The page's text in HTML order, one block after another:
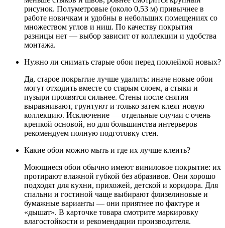
рисунок. Полуметровые (около 0,53 м) привычнее в
работе новичкам и удобны в небольших помещениях со
множеством углов и ниш. По качеству покрытия
разницы нет — выбор зависит от коллекции и удобства
монтажа.
Нужно ли снимать старые обои перед поклейкой новых?
Да, старое покрытие лучше удалить: иначе новые обои
могут отходить вместе со старым слоем, а стыки и
пузыри проявятся сильнее. Стены после снятия
выравнивают, грунтуют и только затем клеят новую
коллекцию. Исключение — отдельные случаи с очень
крепкой основой, но для большинства интерьеров
рекомендуем полную подготовку стен.
Какие обои можно мыть и где их лучше клеить?
Моющиеся обои обычно имеют виниловое покрытие: их
протирают влажной губкой без абразивов. Они хорошо
подходят для кухни, прихожей, детской и коридора. Для
спальни и гостиной чаще выбирают флизелиновые и
бумажные варианты — они приятнее по фактуре и
«дышат». В карточке товара смотрите маркировку
влагостойкости и рекомендации производителя.